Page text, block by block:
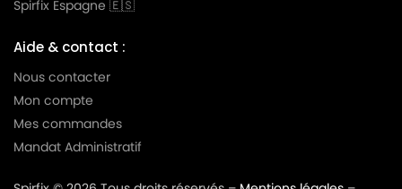
Spirfix Espagne 🇪🇸
Aide & contact :
Nous contacter
Mon compte
Mes commandes
Mandat Administratif